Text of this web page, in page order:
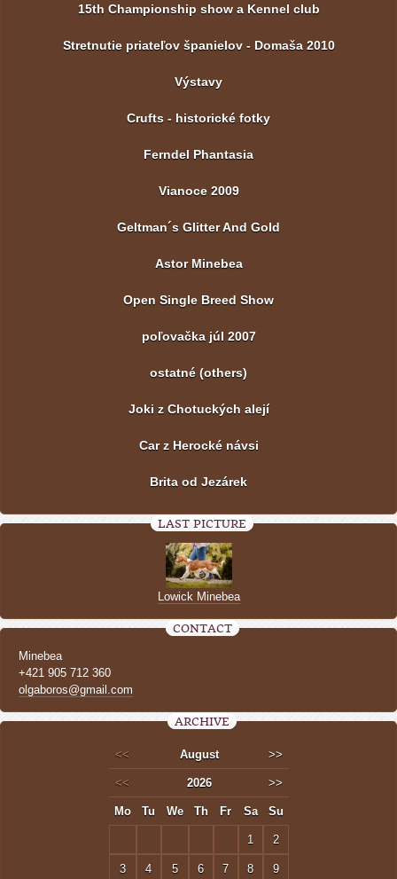
15th Championship show a Kennel club
Stretnutie priateľov španielov - Domaša 2010
Výstavy
Crufts - historické fotky
Ferndel Phantasia
Vianoce 2009
Geltman´s Glitter And Gold
Astor Minebea
Open Single Breed Show
poľovačka júl 2007
ostatné (others)
Joki z Chotuckých alejí
Car z Herocké návsi
Brita od Jezárek
LAST PICTURE
Lowick Minebea
CONTACT
Minebea
+421 905 712 360
olgaboros@gmail.com
ARCHIVE
<< August >>
<< 2026 >>
Mo Tu We Th Fr Sa Su
1 2
3 4 5 6 7 8 9